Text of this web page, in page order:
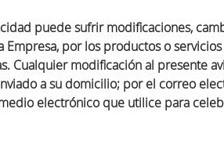
puede sufrir modificaciones,
Empresa, por los productos o
Cualquier modificación al presente
a su domicilio; por el correo
electrónico que utilice para